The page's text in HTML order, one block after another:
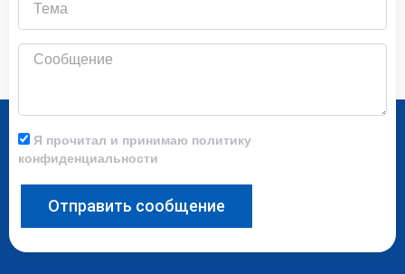
Сообщение
Я прочитал и принимаю политику
конфиденциальности
Отправить сообщение